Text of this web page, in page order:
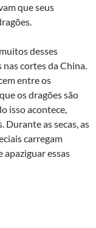
que seus
desses
cortes da China.
entre os
os dragões são
isso acontece,
Durante as secas, as
carregam
apaziguar essas